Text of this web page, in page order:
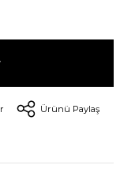
Ürünü Paylaş